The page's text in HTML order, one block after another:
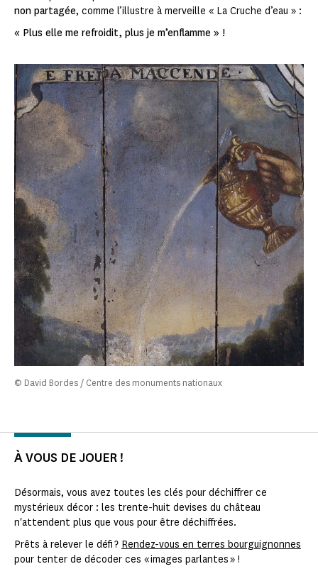
non partagée, comme l’illustre à merveille « La Cruche d’eau » :
« Plus elle me refroidit, plus je m’enflamme » !
© David Bordes / Centre des monuments nationaux
À VOUS DE JOUER !
Désormais, vous avez toutes les clés pour déchiffrer ce
mystérieux décor : les trente-huit devises du château
n'attendent plus que vous pour être déchiffrées.
Prêts à relever le défi ? Rendez-vous en terres bourguignonnes
pour tenter de décoder ces « images parlantes » !